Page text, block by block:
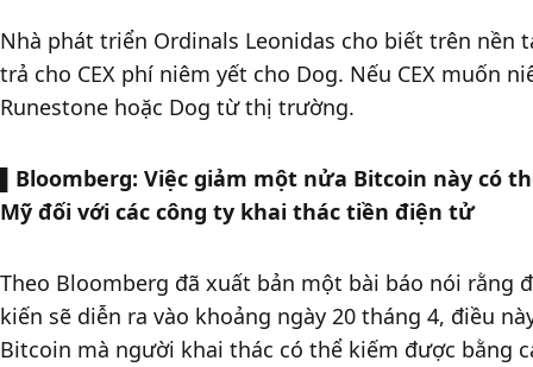
Nhà phát triển Ordinals Leonidas cho biết trên nền
trả cho CEX phí niêm yết cho Dog. Nếu CEX muốn
Runestone hoặc Dog từ thị trường.
Bloomberg: Việc giảm một nửa Bitcoin này có
Mỹ đối với các công ty khai thác tiền điện tử
Theo Bloomberg đã xuất bản một bài báo nói rằng
kiến ​​sẽ diễn ra vào khoảng ngày 20 tháng 4, điều
Bitcoin mà người khai thác có thể kiếm được bằng